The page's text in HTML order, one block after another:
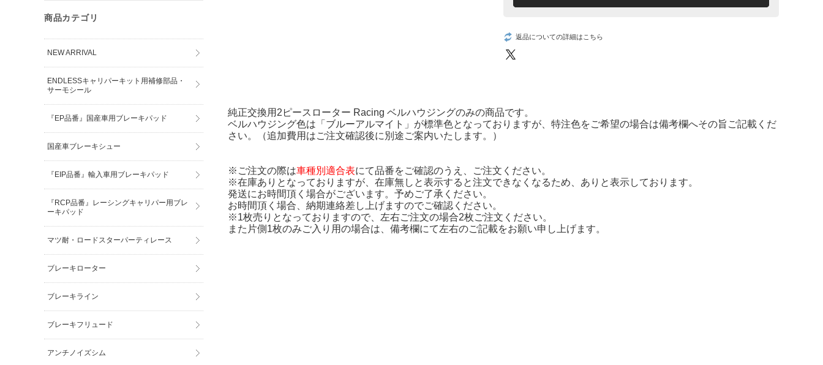
返品についての詳細はこちら
純正交換用2ピースローター Racing ベルハウジングのみの商品です。
ベルハウジング色は「ブルーアルマイト」が標準色となっておりますが、特注色をご希望の場合は備考欄へその旨ご記載くだ
さい。（追加費用はご注文確認後に別途ご案内いたします。）
※ご注文の際は車種別適合表にて品番をご確認のうえ、ご注文ください。
※在庫ありとなっておりますが、在庫無しと表示すると注文できなくなるため、ありと表示しております。
発送にお時間頂く場合がございます。予めご了承ください。
お時間頂く場合、納期連絡差し上げますのでご確認ください。
※1枚売りとなっておりますので、左右ご注文の場合2枚ご注文ください。
また片側1枚のみご入り用の場合は、備考欄にて左右のご記載をお願い申し上げます。
商品カテゴリ
NEW ARRIVAL
ENDLESSキャリパーキット用補修部品・
サーモシール
『EP品番』国産車用ブレーキパッド
国産車ブレーキシュー
『EIP品番』輸入車用ブレーキパッド
『RCP品番』レーシングキャリパー用ブレ
ーキパッド
マツ耐・ロードスターパーティレース
ブレーキローター
ブレーキライン
ブレーキフリュード
アンチノイズシム